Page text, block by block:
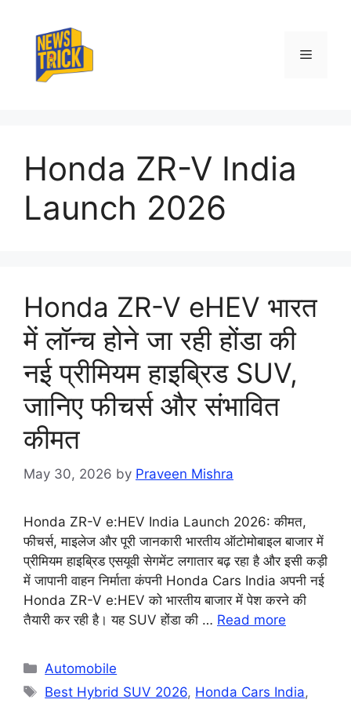
content
Menu
Honda ZR-V India
Launch 2026
Honda ZR-V eHEV भारत
में लॉन्च होने जा रही होंडा की
नई प्रीमियम हाइब्रिड SUV,
जानिए फीचर्स और संभावित
कीमत
May 30, 2026 by Praveen Mishra
Honda ZR-V e:HEV India Launch 2026: कीमत,
फीचर्स, माइलेज और पूरी जानकारी भारतीय ऑटोमोबाइल बाजार में
प्रीमियम हाइब्रिड एसयूवी सेगमेंट लगातार बढ़ रहा है और इसी कड़ी
में जापानी वाहन निर्माता कंपनी Honda Cars India अपनी नई
Honda ZR-V e:HEV को भारतीय बाजार में पेश करने की
तैयारी कर रही है। यह SUV होंडा की … Read more
Categories
Automobile
Tags
Best Hybrid SUV 2026, Honda Cars India,